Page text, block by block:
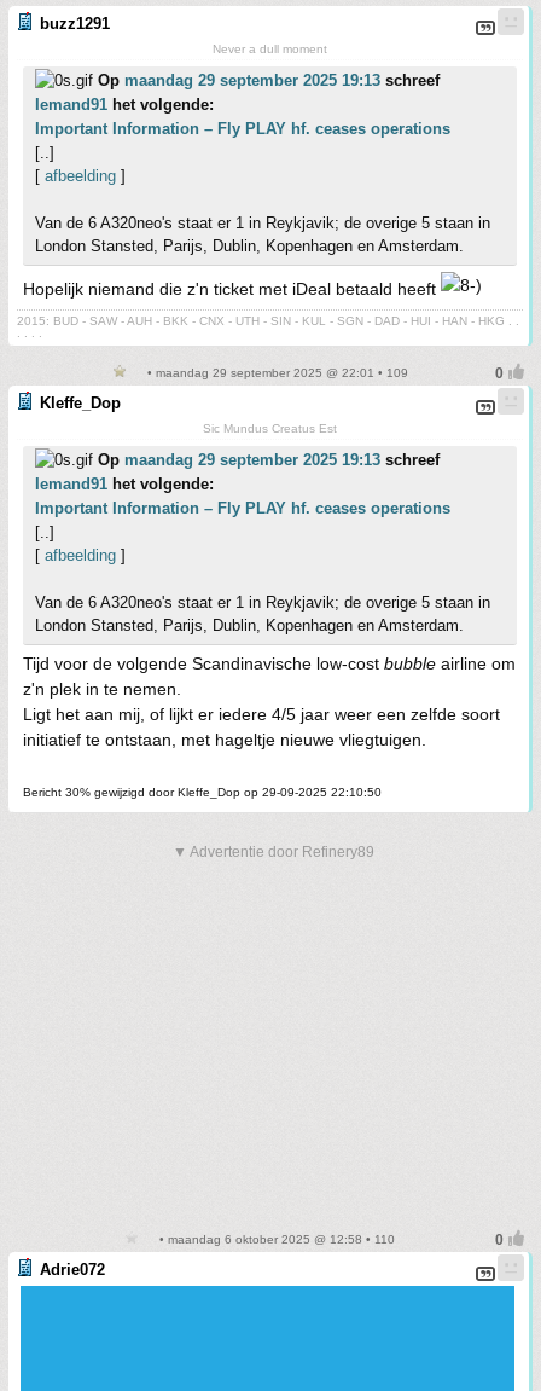
buzz1291
Never a dull moment
Op maandag 29 september 2025 19:13 schreef
Iemand91 het volgende:
Important Information – Fly PLAY hf. ceases operations
[..]
[ afbeelding ]
Van de 6 A320neo's staat er 1 in Reykjavik; de overige 5 staan in
London Stansted, Parijs, Dublin, Kopenhagen en Amsterdam.
Hopelijk niemand die z'n ticket met iDeal betaald heeft
2015: BUD - SAW - AUH - BKK - CNX - UTH - SIN - KUL - SGN - DAD - HUI - HAN - HKG . .
• maandag 29 september 2025 @ 22:01 • 109
Kleffe_Dop
Sic Mundus Creatus Est
Op maandag 29 september 2025 19:13 schreef
Iemand91 het volgende:
Important Information – Fly PLAY hf. ceases operations
[..]
[ afbeelding ]
Van de 6 A320neo's staat er 1 in Reykjavik; de overige 5 staan in
London Stansted, Parijs, Dublin, Kopenhagen en Amsterdam.
Tijd voor de volgende Scandinavische low-cost bubble airline om
z'n plek in te nemen.
Ligt het aan mij, of lijkt er iedere 4/5 jaar weer een zelfde soort
initiatief te ontstaan, met hageltje nieuwe vliegtuigen.
Bericht 30% gewijzigd door Kleffe_Dop op 29-09-2025 22:10:50
▼ Advertentie door Refinery89
• maandag 6 oktober 2025 @ 12:58 • 110
Adrie072